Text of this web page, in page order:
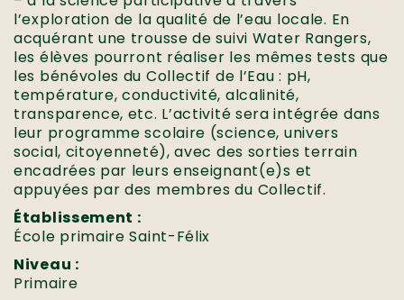
l’exploration de la qualité de l’eau locale. En
acquérant une trousse de suivi Water Rangers,
les élèves pourront réaliser les mêmes tests que
les bénévoles du Collectif de l’Eau : pH,
température, conductivité, alcalinité,
transparence, etc. L’activité sera intégrée dans
leur programme scolaire (science, univers
social, citoyenneté), avec des sorties terrain
encadrées par leurs enseignant(e)s et
appuyées par des membres du Collectif.
Établissement :
École primaire Saint-Félix
Niveau :
Primaire